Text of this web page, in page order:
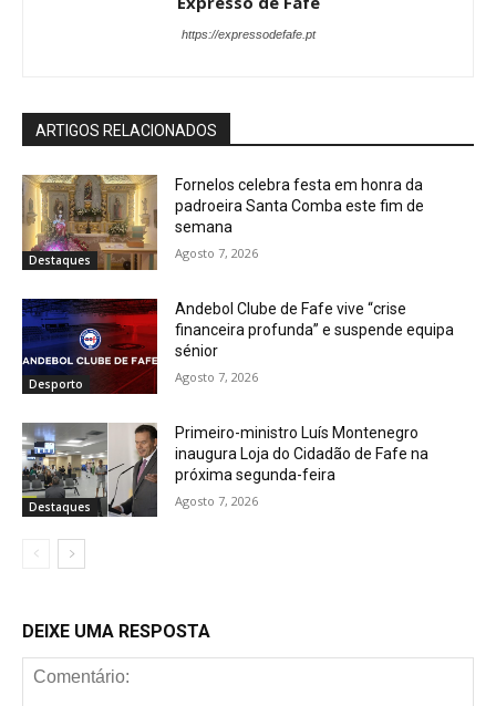
https://expressodefafe.pt
ARTIGOS RELACIONADOS
Destaques
Fornelos celebra festa em honra da
padroeira Santa Comba este fim de
semana
Agosto 7, 2026
Desporto
Andebol Clube de Fafe vive “crise
financeira profunda” e suspende equipa
sénior
Agosto 7, 2026
Destaques
Primeiro-ministro Luís Montenegro
inaugura Loja do Cidadão de Fafe na
próxima segunda-feira
Agosto 7, 2026
DEIXE UMA RESPOSTA